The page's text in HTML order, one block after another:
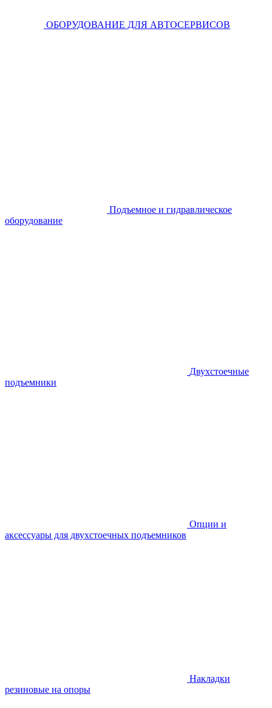
ОБОРУДОВАНИЕ ДЛЯ АВТОСЕРВИСОВ
Подъемное и гидравлическое
оборудование
Двухстоечные
подъемники
Опции и
аксессуары для двухстоечных подъемников
Накладки
резиновые на опоры